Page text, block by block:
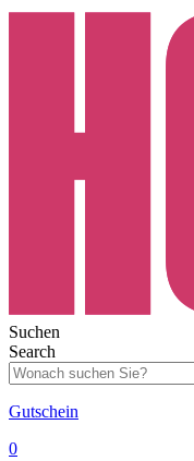
Suchen
Search
Gutschein
0